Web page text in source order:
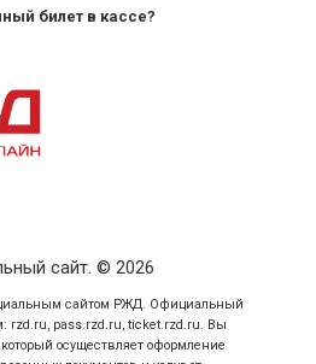
билет в кассе?
номер заказа;
личности пассажира, на
сайт. © 2026
сайтом РЖД. Официальный
rzd.ru, pass.rzd.ru, ticket.rzd.ru. Вы
который осуществляет оформление